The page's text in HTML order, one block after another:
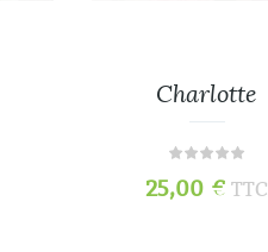
Charlotte
25,00 € TTC